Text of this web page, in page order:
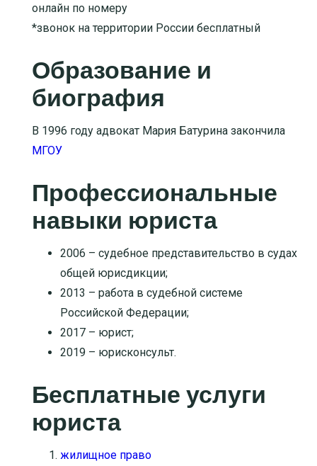
онлайн по номеру
*звонок на территории России бесплатный
Образование и
биография
В 1996 году адвокат Мария Батурина закончила
МГОУ
Профессиональные
навыки юриста
2006 – судебное представительство в судах
общей юрисдикции;
2013 – работа в судебной системе
Российской Федерации;
2017 – юрист;
2019 – юрисконсульт.
Бесплатные услуги
юриста
жилищное право